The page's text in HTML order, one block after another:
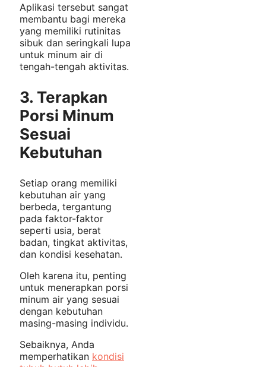
Aplikasi tersebut sangat
membantu bagi mereka
yang memiliki rutinitas
sibuk dan seringkali lupa
untuk minum air di
tengah-tengah aktivitas.
3. Terapkan
Porsi Minum
Sesuai
Kebutuhan
Setiap orang memiliki
kebutuhan air yang
berbeda, tergantung
pada faktor-faktor
seperti usia, berat
badan, tingkat aktivitas,
dan kondisi kesehatan.
Oleh karena itu, penting
untuk menerapkan porsi
minum air yang sesuai
dengan kebutuhan
masing-masing individu.
Sebaiknya, Anda
memperhatikan kondisi